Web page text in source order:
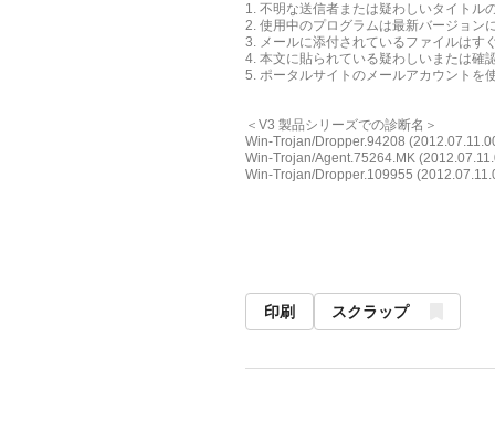
1. 不明な送信者または疑わしいタイトル
2. 使用中のプログラムは最新バージョン
3. メールに添付されているファイルはす
4. 本文に貼られている疑わしいまたは確
5. ポータルサイトのメールアカウントを
＜V3 製品シリーズでの診断名＞
Win-Trojan/Dropper.94208
Win-Trojan/Agent.75264.MK
Win-Trojan/Dropper.109955
印刷 スクラップ